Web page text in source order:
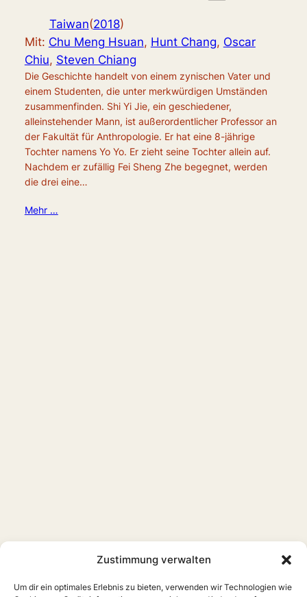
Zustimmung verwalten
Um dir ein optimales Erlebnis zu bieten, verwenden wir Technologien wie
Taiwan(2018)
Mit: Chu Meng Hsuan, Hunt Chang, Oscar
Chiu, Steven Chiang
Die Geschichte handelt von einem zynischen Vater und
einem Studenten, die unter merkwürdigen Umständen
zusammenfinden. Shi Yi Jie, ein geschiedener,
alleinstehender Mann, ist außerordentlicher Professor an
der Fakultät für Anthropologie. Er hat eine 8-jährige
Tochter namens Yo Yo. Er zieht seine Tochter allein auf.
Nachdem er zufällig Fei Sheng Zhe begegnet, werden
die drei eine…
Mehr …